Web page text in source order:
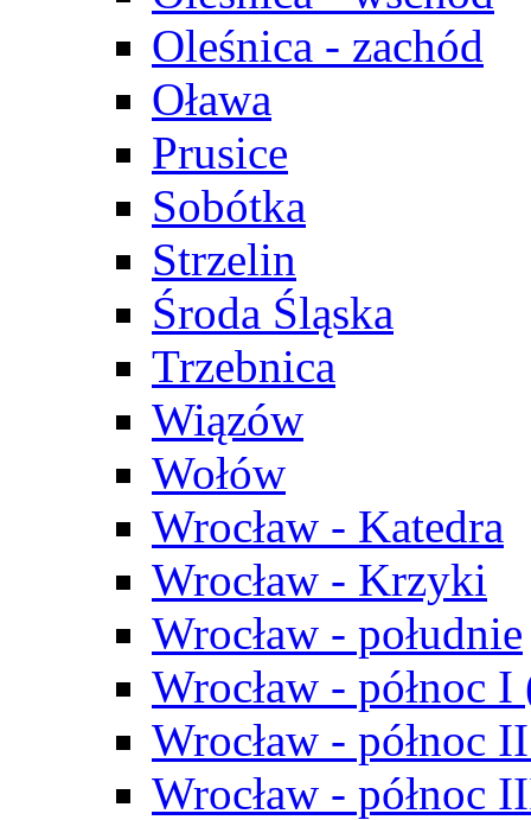
Oleśnica - zachód
Oława
Prusice
Sobótka
Strzelin
Środa Śląska
Trzebnica
Wiązów
Wołów
Wrocław - Katedra
Wrocław - Krzyki
Wrocław - południe
Wrocław - północ
Wrocław - północ
Wrocław - północ